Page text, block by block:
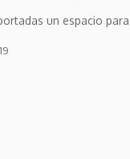
un espacio